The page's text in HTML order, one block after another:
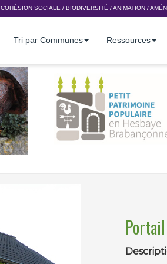
COHÉSION SOCIALE / BIODIVERSITÉ /ANIMATION /
Tri par Communes Ressources
Portail